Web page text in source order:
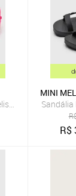
Possession Bb
MINI
R$